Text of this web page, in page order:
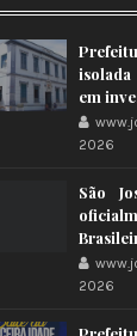
isolada
em
2026
São
2026